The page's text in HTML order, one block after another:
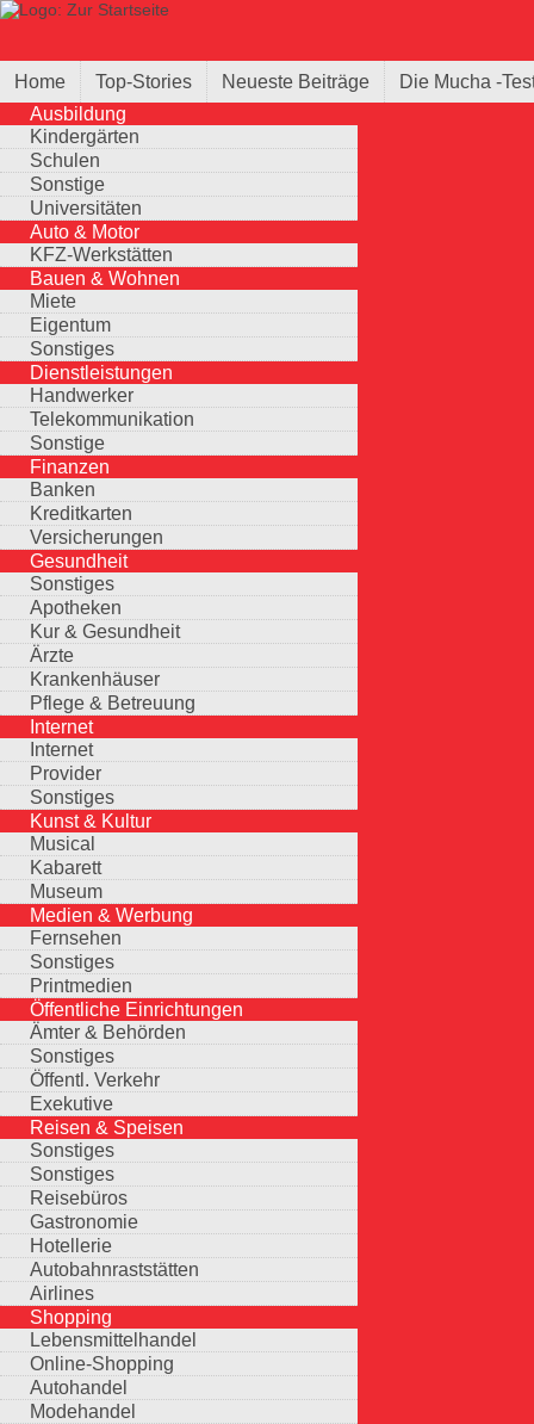
Direkt zum Inhalt
Home Top-Stories Neueste Beiträge
Die Mucha -
Ausbildung
Kindergärten
Schulen
Sonstige
Universitäten
Auto & Motor
KFZ-Werkstätten
Bauen & Wohnen
Miete
Eigentum
Sonstiges
Dienstleistungen
Handwerker
Telekommunikation
Sonstige
Finanzen
Banken
Kreditkarten
Versicherungen
Gesundheit
Sonstiges
Apotheken
Kur & Gesundheit
Ärzte
Krankenhäuser
Pflege & Betreuung
Internet
Internet
Provider
Sonstiges
Kunst & Kultur
Musical
Kabarett
Museum
Medien & Werbung
Fernsehen
Sonstiges
Printmedien
Öffentliche Einrichtungen
Ämter & Behörden
Sonstiges
Öffentl. Verkehr
Exekutive
Reisen & Speisen
Sonstiges
Sonstiges
Reisebüros
Gastronomie
Hotellerie
Autobahnraststätten
Airlines
Shopping
Lebensmittelhandel
Online-Shopping
Autohandel
Modehandel